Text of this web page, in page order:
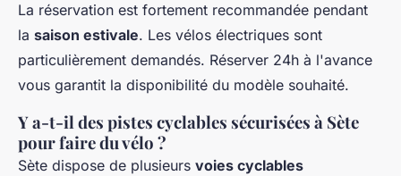
La réservation est fortement recommandée pendant
la saison estivale. Les vélos électriques sont
particulièrement demandés. Réserver 24h à l'avance
vous garantit la disponibilité du modèle souhaité.
Y a-t-il des pistes cyclables sécurisées à Sète
pour faire du vélo ?
Sète dispose de plusieurs voies cyclables